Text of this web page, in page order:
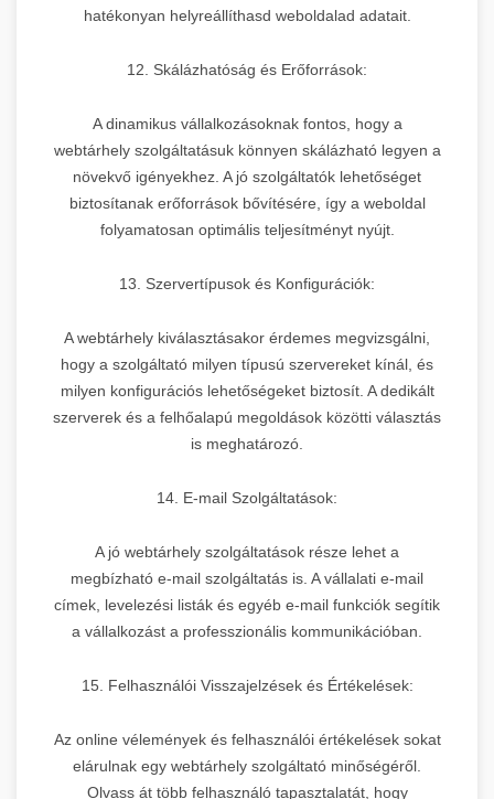
hatékonyan helyreállíthasd weboldalad adatait.
12. Skálázhatóság és Erőforrások:
A dinamikus vállalkozásoknak fontos, hogy a
webtárhely szolgáltatásuk könnyen skálázható legyen a
növekvő igényekhez. A jó szolgáltatók lehetőséget
biztosítanak erőforrások bővítésére, így a weboldal
folyamatosan optimális teljesítményt nyújt.
13. Szervertípusok és Konfigurációk:
A webtárhely kiválasztásakor érdemes megvizsgálni,
hogy a szolgáltató milyen típusú szervereket kínál, és
milyen konfigurációs lehetőségeket biztosít. A dedikált
szerverek és a felhőalapú megoldások közötti választás
is meghatározó.
14. E-mail Szolgáltatások:
A jó webtárhely szolgáltatások része lehet a
megbízható e-mail szolgáltatás is. A vállalati e-mail
címek, levelezési listák és egyéb e-mail funkciók segítik
a vállalkozást a professzionális kommunikációban.
15. Felhasználói Visszajelzések és Értékelések:
Az online vélemények és felhasználói értékelések sokat
elárulnak egy webtárhely szolgáltató minőségéről.
Olvass át több felhasználó tapasztalatát, hogy